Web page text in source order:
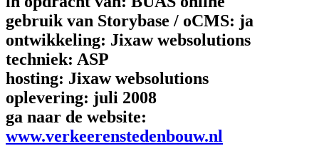
gebruik van Storybase / oCMS: ja
ontwikkeling: Jixaw websolutions
techniek: ASP
hosting: Jixaw websolutions
oplevering: juli 2008
ga naar de website:
www.verkeerenstedenbouw.nl